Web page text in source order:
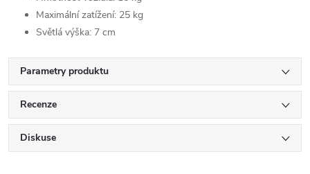
Maximální zatížení: 25 kg
Světlá výška: 7 cm
Parametry produktu
Recenze
Diskuse